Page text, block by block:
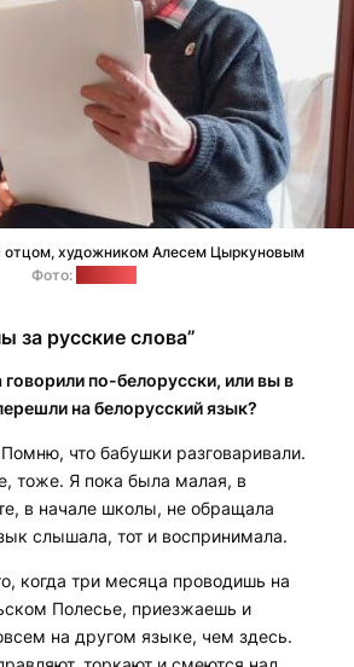
отцом, художником Алесем Цыркуновым
Фото:
за русские слова”
по-белорусски, или вы в
на белорусский язык?
что бабушки разговаривали.
тоже. Я пока была малая, в
в начале школы, не обращала
слышала, тот и воспринимала.
когда три месяца проводишь на
Полесье, приезжаешь и
на другом языке, чем здесь.